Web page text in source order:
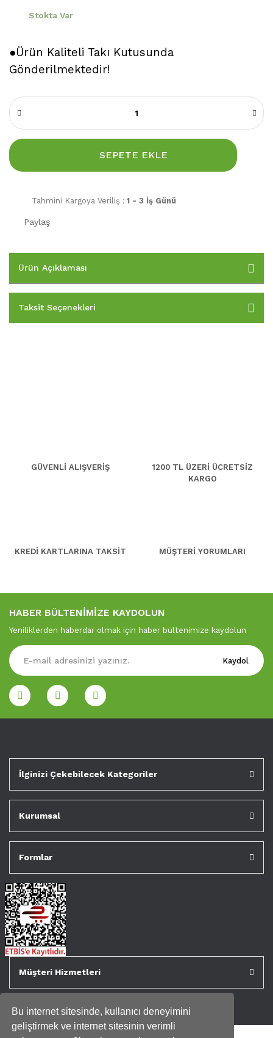
Bu internet sitesinde, kullanıcı deneyimini
geliştirmek ve internet sitesinin verimli
Stokta Var
●Ürün Kaliteli Takı Kutusunda
Gönderilmektedir!
SEPETE EKLE
Tahmini Kargoya Veriliş : 1 - 3 İş Günü
Paylaş
Ürün Açıklaması
Taksit Seçenekleri
GÜVENLİ ALIŞVERİŞ
1200 TL ÜZERİ ÜCRETSİZ
KARGO
KREDİ KARTLARINA TAKSİT MÜŞTERİ YORUMLARI
HABER BÜLTENİMİZE KAYDOLUN
Yeniliklerden haberdar olmak için haber bültenimize kaydolun
Kaydol
İlginizi Çekebilecek Kategoriler
Kurumsal
Formlar
Müşteri Hizmetleri